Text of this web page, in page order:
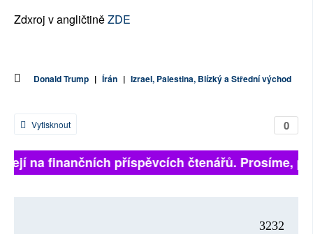
Zdxroj v angličtiněZDE
Donald Trump | Írán | Izrael, Palestina, Blízký a Střední východ
0
Vytisknout
na finančních příspěvcích čtenářů. Prosíme,
3232